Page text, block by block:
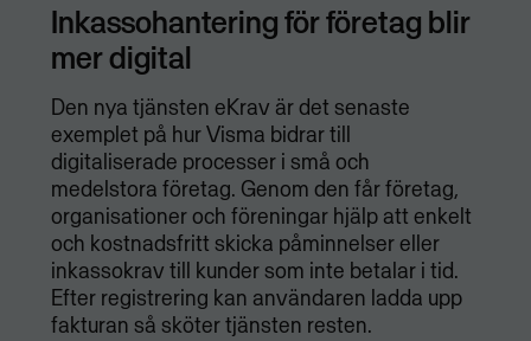
Inkassohantering för företag blir
mer digital
Den nya tjänsten eKrav är det senaste
exemplet på hur Visma bidrar till
digitaliserade processer i små och
medelstora företag. Genom den får företag,
organisationer och föreningar hjälp att enkelt
och kostnadsfritt skicka påminnelser eller
inkassokrav till kunder som inte betalar i tid.
Efter registrering kan användaren ladda upp
fakturan så sköter tjänsten resten.